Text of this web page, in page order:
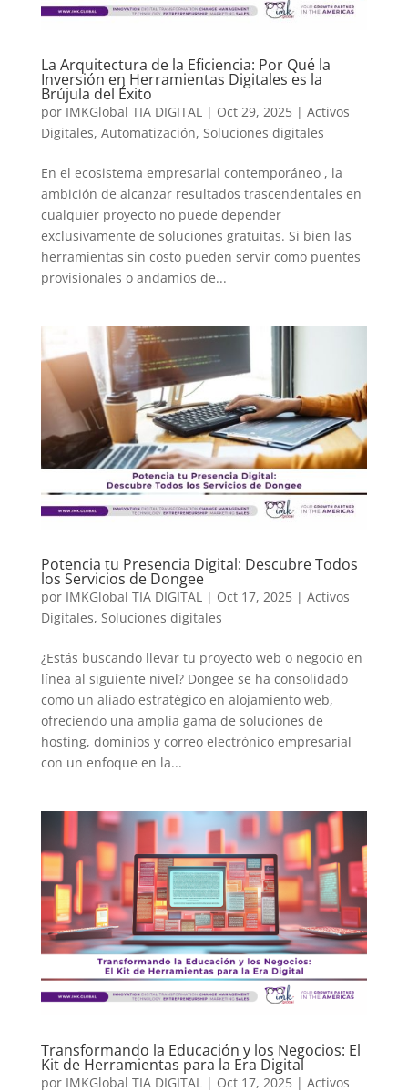
La Arquitectura de la Eficiencia: Por Qué la
Inversión en Herramientas Digitales es la
Brújula del Éxito
por IMKGlobal TIA DIGITAL| Oct 29, 2025| Activos
Digitales, Automatización, Soluciones digitales
En el ecosistema empresarial contemporáneo , la
ambición de alcanzar resultados trascendentales en
cualquier proyecto no puede depender
exclusivamente de soluciones gratuitas. Si bien las
herramientas sin costo pueden servir como puentes
provisionales o andamios de...
Potencia tu Presencia Digital: Descubre Todos
los Servicios de Dongee
por IMKGlobal TIA DIGITAL| Oct 17, 2025| Activos
Digitales, Soluciones digitales
¿Estás buscando llevar tu proyecto web o negocio en
línea al siguiente nivel? Dongee se ha consolidado
como un aliado estratégico en alojamiento web,
ofreciendo una amplia gama de soluciones de
hosting, dominios y correo electrónico empresarial
con un enfoque en la...
Transformando la Educación y los Negocios: El
Kit de Herramientas para la Era Digital
por IMKGlobal TIA DIGITAL | Oct 17, 2025| Activos